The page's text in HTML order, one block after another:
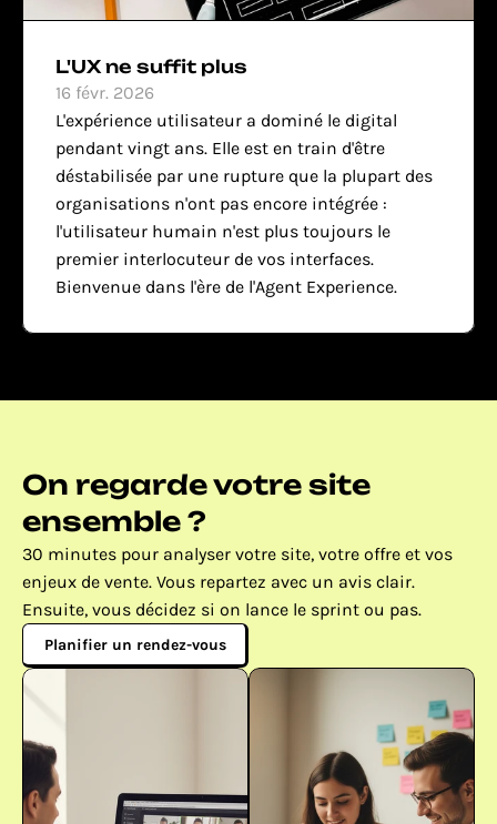
L'UX ne suffit plus
16 févr. 2026
L'expérience utilisateur a dominé le digital
pendant vingt ans. Elle est en train d'être
déstabilisée par une rupture que la plupart des
organisations n'ont pas encore intégrée :
l'utilisateur humain n'est plus toujours le
premier interlocuteur de vos interfaces.
Bienvenue dans l'ère de l'Agent Experience.
On regarde votre site
ensemble ?
30 minutes pour analyser votre site, votre offre et vos
enjeux de vente. Vous repartez avec un avis clair.
Ensuite, vous décidez si on lance le sprint ou pas.
Planifier un rendez-vous